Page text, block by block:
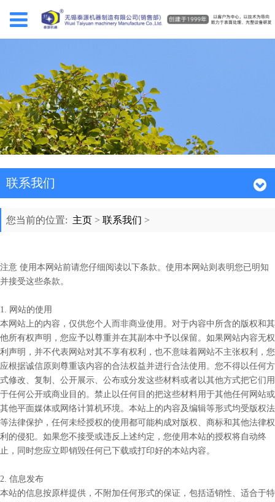
联系我们
您当前的位置: 主页> 联系我们 >
注意 使用本网站前请您仔细阅读以下条款。使用本网站则表明您已明知
并接受这些条款。
1. 网站的使用
本网站上的内容，仅供您个人而非商业使用。对于内容中所含的版权和其
他所有权声明，您应予以尊重并在其副本中予以保留。如果网站内容无权
利声明，并不代表网站对其不享有权利，也不意味着网站不主张权利，您
应根据诚信原则尊重该内容的合法权益并进行合法使用。您不得以任何方
式修改、复制、公开展示、公布或分发这些材料或者以其他方式把它们用
于任何公开或商业目的。禁止以任何目的把这些材料用于其他任何网站或
其他平面媒体或网络计算机环境。本站上的内容及编辑等形式均受版权法
等法律保护，任何未经授权的使用都可能构成对版权、商标和其他法律权
利的侵犯。如果您不接受或违反上述约定，您使用本站的授权将自动终
止，同时您应立即销毁任何已下载或打印好的本站内容。
2. 信息发布
本站的信息按原样提供，不附加任何形式的保证，包括适销性、适合于特